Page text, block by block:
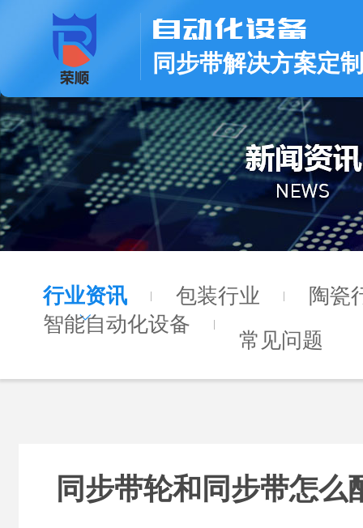
同步带解决方案定
行业资讯 包装行业
陶瓷
智能自动化设备
常见问题
同步带轮和同步带怎么